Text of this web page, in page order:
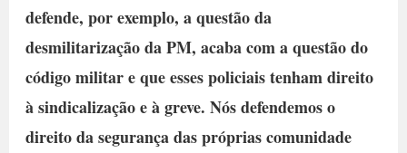
defende, por exemplo, a questão da
desmilitarização da PM, acaba com a questão do
código militar e que esses policiais tenham direito
à sindicalização e à greve. Nós defendemos o
direito da segurança das próprias comunidade